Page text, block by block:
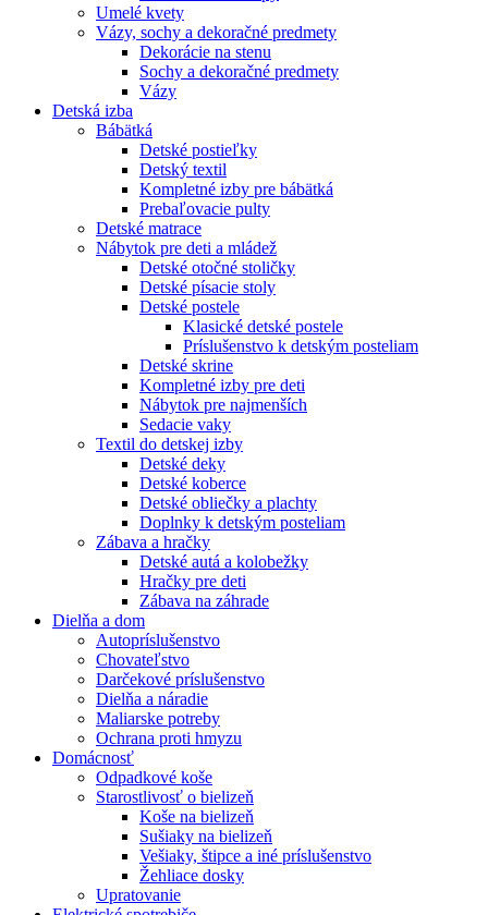
Umelé kvety
Vázy, sochy a dekoračné predmety
Dekorácie na stenu
Sochy a dekoračné predmety
Vázy
Detská izba
Bábätká
Detské postieľky
Detský textil
Kompletné izby pre bábätká
Prebaľovacie pulty
Detské matrace
Nábytok pre deti a mládež
Detské otočné stoličky
Detské písacie stoly
Detské postele
Klasické detské postele
Príslušenstvo k detským posteliam
Detské skrine
Kompletné izby pre deti
Nábytok pre najmenších
Sedacie vaky
Textil do detskej izby
Detské deky
Detské koberce
Detské obliečky a plachty
Doplnky k detským posteliam
Zábava a hračky
Detské autá a kolobežky
Hračky pre deti
Zábava na záhrade
Dielňa a dom
Autopríslušenstvo
Chovateľstvo
Darčekové príslušenstvo
Dielňa a náradie
Maliarske potreby
Ochrana proti hmyzu
Domácnosť
Odpadkové koše
Starostlivosť o bielizeň
Koše na bielizeň
Sušiaky na bielizeň
Vešiaky, štipce a iné príslušenstvo
Žehliace dosky
Upratovanie